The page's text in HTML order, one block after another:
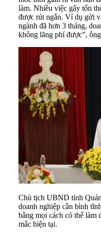
làm. Nhiều việc gây tốn
được rút ngắn. Ví dụ gửi
ngành đã hơn 3 tháng,
không lãng phí được”,
Chủ tịch UBND tỉnh
doanh nghiệp cần bình
bằng mọi cách có thể làm
mắc hiện tại.